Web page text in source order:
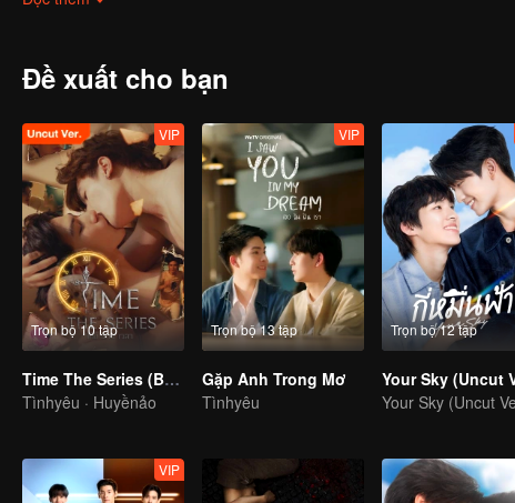
Đề xuất cho bạn
Trọn bộ 10 tập
VIP
Time The Series (Bản Uncut)
Tìnhyêu · Huyềnảo
Trọn bộ 13 tập
VIP
Gặp Anh Trong Mơ
Tìnhyêu
Trọn bộ 12 tập
Your Sky (Uncut
Your Sky (Uncut
VIP